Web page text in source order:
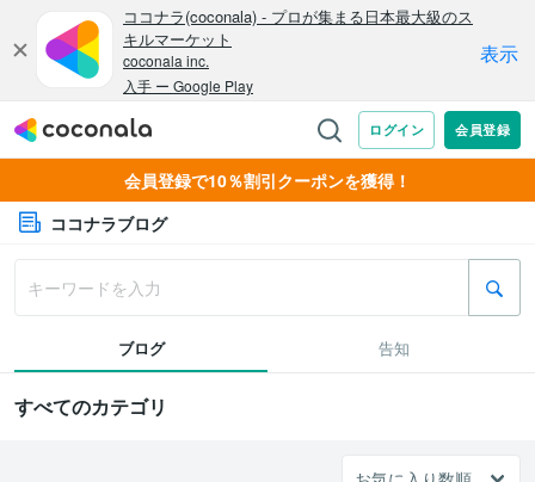
会員登録で10％割引クーポンを獲得！
ココナラブログ
ブログ 告知
すべてのカテゴリ